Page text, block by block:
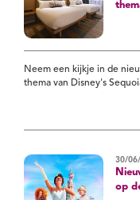
Neem een kijkje in de
thema van Disney's
30/
op